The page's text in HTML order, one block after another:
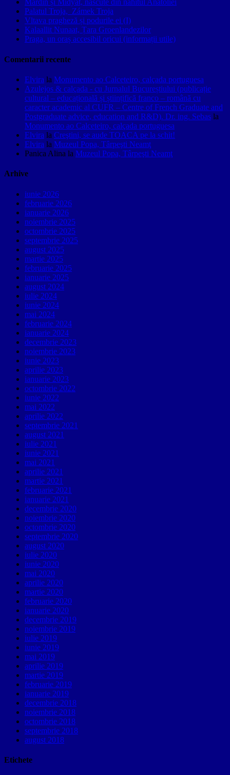
Mardin și Midyat, născute din nahitul Anatoliei
Palatul Troja, Zámek Troja
Vltava pragheză și podurile ei (I)
Kalaallit Nunaat, Țara Groenlandezilor
Praga, un oraș accesibil oricui (informații utile)
Comentarii recente
Elvira la Monumento ao Calceteiro, calçada portuguesa
Azulejos & calçada - cu Jurnalul Bucureștiului (publicație
cultural – educațională și științifică franco – română cu
caracter academic al CUFR – Centre of French Graduate and
Postgraduate advice, education and R&D). Dr. ing. Sebas la
Monumento ao Calceteiro, calçada portuguesa
Elvira la Creştini, se aude TOACA pe la schit!
Elvira la Muzeul Popa, Târpeşti Neamţ
Panica Alina la Muzeul Popa, Târpeşti Neamţ
Arhive
iunie 2026
februarie 2026
ianuarie 2026
noiembrie 2025
octombrie 2025
septembrie 2025
august 2025
martie 2025
februarie 2025
ianuarie 2025
august 2024
iulie 2024
iunie 2024
mai 2024
februarie 2024
ianuarie 2024
decembrie 2023
noiembrie 2023
iunie 2023
aprilie 2023
ianuarie 2023
octombrie 2022
iunie 2022
mai 2022
aprilie 2022
septembrie 2021
august 2021
iulie 2021
iunie 2021
mai 2021
aprilie 2021
martie 2021
februarie 2021
ianuarie 2021
decembrie 2020
noiembrie 2020
octombrie 2020
septembrie 2020
august 2020
iulie 2020
iunie 2020
mai 2020
aprilie 2020
martie 2020
februarie 2020
ianuarie 2020
decembrie 2019
noiembrie 2019
iulie 2019
iunie 2019
mai 2019
aprilie 2019
martie 2019
februarie 2019
ianuarie 2019
decembrie 2018
noiembrie 2018
octombrie 2018
septembrie 2018
august 2018
Etichete